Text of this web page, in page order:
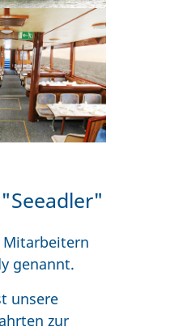
Mitarbeitern
genannt.
unsere
zur